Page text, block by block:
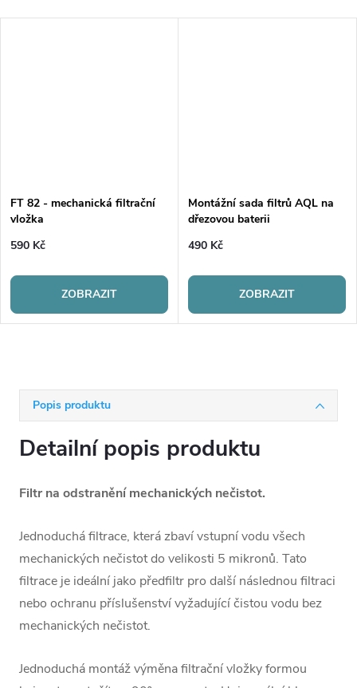
Popis produktu
Detailní popis produktu
Filtr na odstranění mechanických nečistot.
Jednoduchá filtrace, která zbaví vstupní vodu všech
mechanických nečistot do velikosti 5 mikronů. Tato
filtrace je ideální jako předfiltr pro další následnou filtraci
nebo ochranu příslušenství vyžadující čistou vodu bez
mechanických nečistot.
Jednoduchá montáž výměna filtrační vložky formou
FT 82 - mechanická filtrační
vložka
590 Kč
ZOBRAZIT
Montážní sada filtrů AQL na
dřezovou baterii
490 Kč
ZOBRAZIT